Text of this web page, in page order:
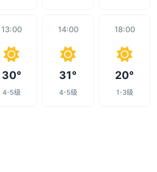
13:00
30°
4-5级
14:00
31°
4-5级
18:00
20°
1-3级